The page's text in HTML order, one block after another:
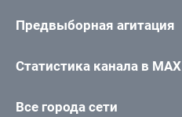
Предвыборная агитация
Статистика канала в MAX
Все города сети